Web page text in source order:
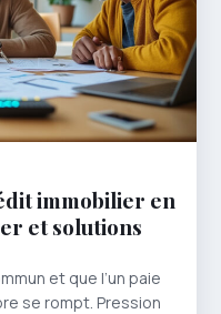
immobilier en
et solutions
et que l’un paie
se rompt. Pression